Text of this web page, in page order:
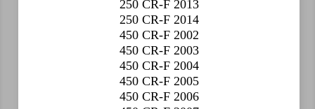
250 CR-F 2013
250 CR-F 2014
450 CR-F 2002
450 CR-F 2003
450 CR-F 2004
450 CR-F 2005
450 CR-F 2006